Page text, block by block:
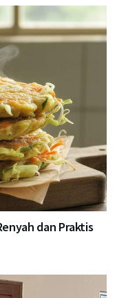
dan Praktis